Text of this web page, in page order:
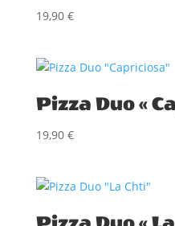
19,90 €
Pizza Duo «
19,90 €